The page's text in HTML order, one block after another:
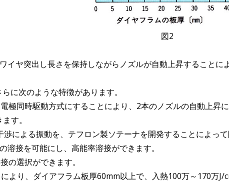
図2
イヤ突出し長さを保持しながらノズルが自動上昇することに
に次のような特徴があります。
極同時駆動方式にすることにより、2本のノズルの自動上
す。
渉による振動を、テフロン製ソテーナを開発することによっ
溶接を可能にし、高能率溶接ができます。
の選択ができます。
より、ダイアフラム板厚60mm以上で、入熱100万～170万J/